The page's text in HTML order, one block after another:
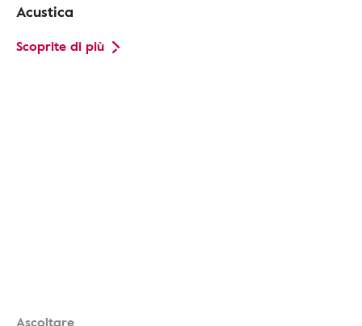
Acustica
Scoprite di più
Ascoltare